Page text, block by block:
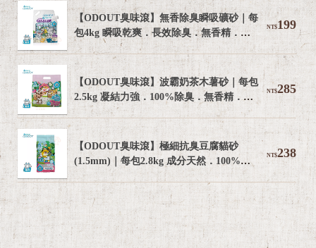
NT$199
【ODOUT臭味滾】無香除臭瞬吸礦砂｜每
包4kg 瞬吸乾爽．長效除臭．無香精．無
粉塵
NT$285
【ODOUT臭味滾】波霸奶茶木薯砂｜每包
2.5kg 凝結力強．100%除臭．無香精．無
粉塵
NT$238
【ODOUT臭味滾】極細抗臭豆腐貓砂
(1.5mm)｜每包2.8kg 成分天然．100%除
臭．可沖馬桶